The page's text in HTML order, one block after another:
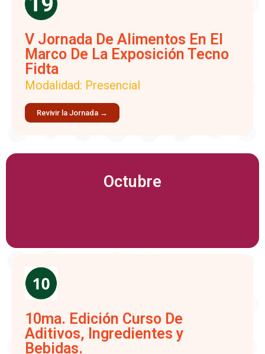
V Jornada De Alimentos En El
Marco De La Exposición Tecno
Fidta
Modalidad: Presencial
Revivir la Jornada →
Octubre
10ma. Edición Curso De
Aditivos, Ingredientes y
Bebidas.